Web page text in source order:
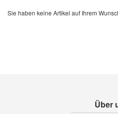
Sie haben keine Artikel auf Ihrem
Über